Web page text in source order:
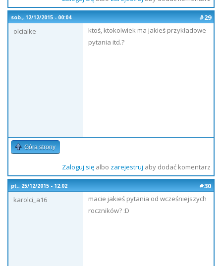
sob., 12/12/2015 - 00:04
#29
olcialke
ktoś, ktokolwiek ma jakieś przykładowe
pytania itd.?
Góra strony
Zaloguj sięalbo zarejestruj aby dodać komentarz
pt., 25/12/2015 - 12:02
#30
karolci_a16
macie jakieś pytania od wcześniejszych
roczników? :D